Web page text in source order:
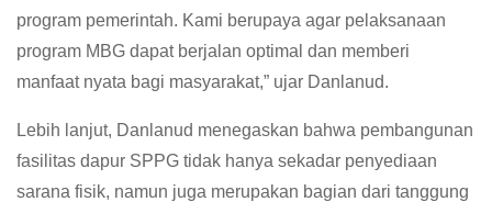
program pemerintah. Kami berupaya agar pelaksanaan
program MBG dapat berjalan optimal dan memberi
manfaat nyata bagi masyarakat,” ujar Danlanud.
Lebih lanjut, Danlanud menegaskan bahwa pembangunan
fasilitas dapur SPPG tidak hanya sekadar penyediaan
sarana fisik, namun juga merupakan bagian dari tanggung